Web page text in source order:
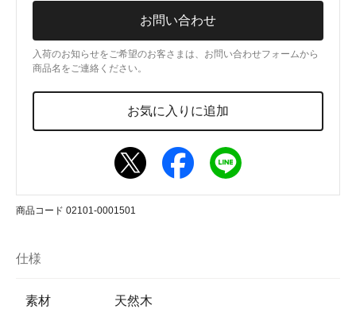
お問い合わせ
入荷のお知らせをご希望のお客さまは、お問い合わせフォームから
商品名をご連絡ください。
お気に入りに追加
商品コード 02101-0001501
仕様
素材 天然木